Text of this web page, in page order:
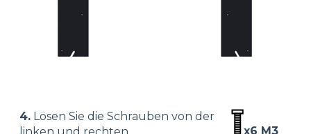
4. Lösen Sie die Schrauben von der
x6 M3